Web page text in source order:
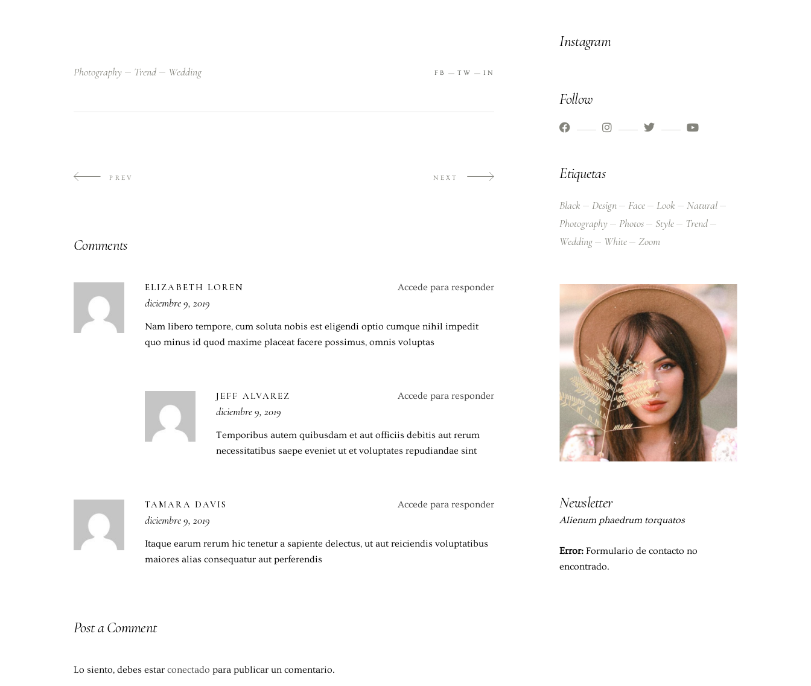
Photography Trend Wedding FB TW IN
PREV NEXT
Comments
ELIZABETH LOREN Accede para responder
diciembre 9, 2019
Nam libero tempore, cum soluta nobis est eligendi optio cumque nihil impedit
quo minus id quod maxime placeat facere possimus, omnis voluptas
JEFF ALVAREZ Accede para responder
diciembre 9, 2019
Temporibus autem quibusdam et aut officiis debitis aut rerum
necessitatibus saepe eveniet ut et voluptates repudiandae sint
TAMARA DAVIS Accede para responder
diciembre 9, 2019
Itaque earum rerum hic tenetur a sapiente delectus, ut aut reiciendis voluptatibus
maiores alias consequatur aut perferendis
Post a Comment
Lo siento, debes estar conectado para publicar un comentario.
Instagram
Follow
Etiquetas
Black Design Face Look
Natural
Photography
Photos Style
Trend
Wedding
White Zoom
Newsletter
Alienum phaedrum torquatos
Error: Formulario de contacto no
encontrado.